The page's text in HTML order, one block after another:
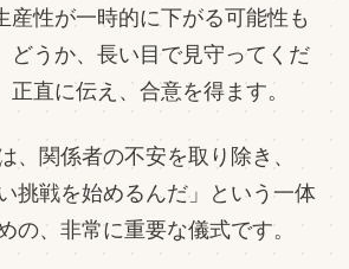
産性が一時的に下がる可能性も
どうか、長い目で見守ってくだ
正直に伝え、合意を得ます。
、関係者の不安を取り除き、
挑戦を始めるんだ」という一体
の、非常に重要な儀式です。